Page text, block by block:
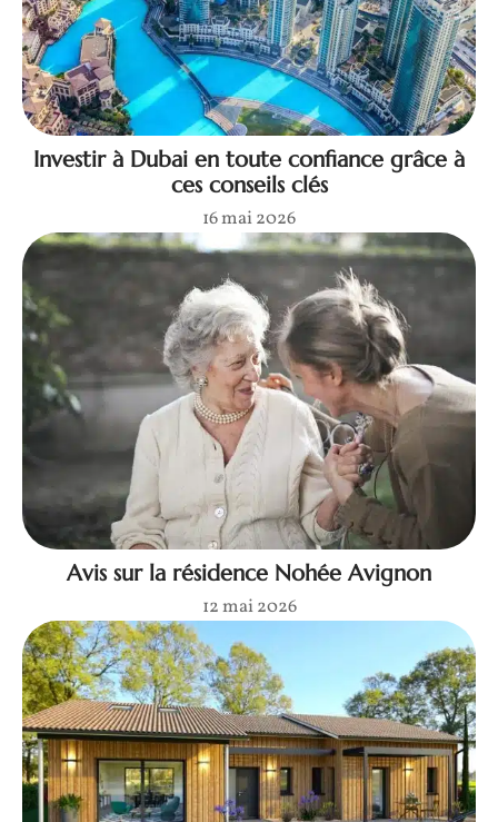
Investir à Dubai en toute confiance grâce à
ces conseils clés
16 mai 2026
Avis sur la résidence Nohée Avignon
12 mai 2026